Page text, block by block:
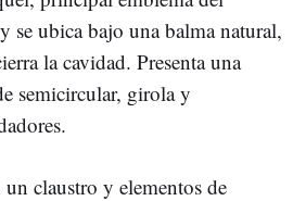
y se ubica bajo una balma natural,
la cavidad. Presenta una
semicircular, girola y
claustro y elementos de